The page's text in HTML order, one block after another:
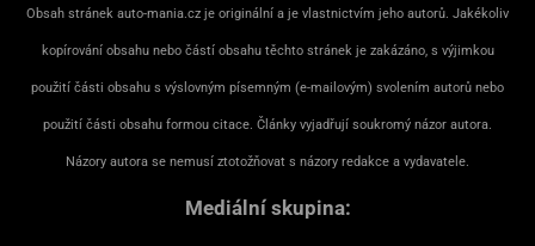
Obsah stránek auto-mania.cz je originální a je vlastnictvím jeho autorů. Jakékoliv
kopírování obsahu nebo částí obsahu těchto stránek je zakázáno, s výjimkou
použití části obsahu s výslovným písemným (e-mailovým) svolením autorů nebo
použití části obsahu formou citace. Články vyjadřují soukromý názor autora.
Názory autora se nemusí ztotožňovat s názory redakce a vydavatele.
Mediální skupina: